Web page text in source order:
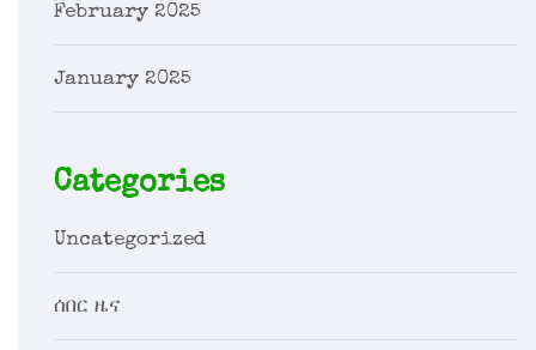
February 2025
January 2025
Categories
Uncategorized
ሰበር ዜና